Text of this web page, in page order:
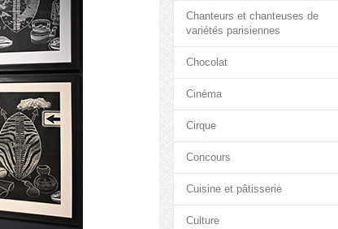
Chanteurs et chanteuses de
variétés parisiennes
Chocolat
Cinéma
Cirque
Concours
Cuisine et pâtisserie
Culture